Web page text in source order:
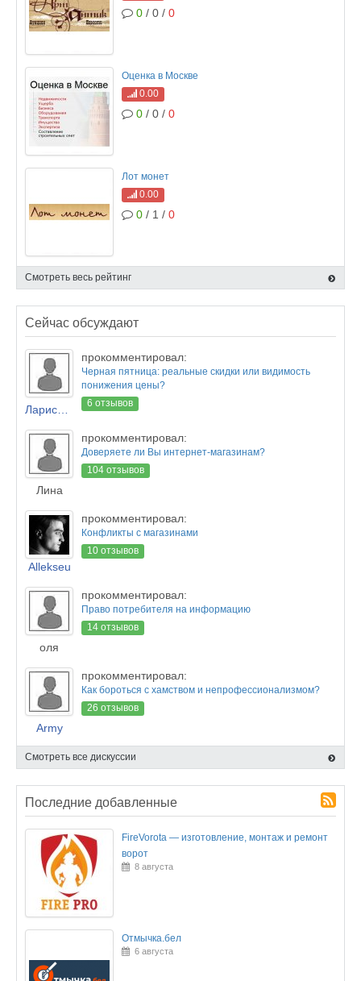
0 / 0 / 0
Оценка в Москве
0.00
0 / 0 / 0
Лот монет
0.00
0 / 1 / 0
Смотреть весь рейтинг
Сейчас обсуждают
прокомментировал:
Черная пятница: реальные скидки или видимость
понижения цены?
6 отзывов
Лина
прокомментировал:
Доверяете ли Вы интернет-магазинам?
104 отзывов
Allekseu
прокомментировал:
Конфликты с магазинами
10 отзывов
оля
прокомментировал:
Право потребителя на информацию
14 отзывов
Army
прокомментировал:
Как бороться с хамством и непрофессионализмом?
26 отзывов
Смотреть все дискуссии
Последние добавленные
FireVorota — изготовление, монтаж и ремонт
ворот
8 августа
Отмычка.бел
6 августа